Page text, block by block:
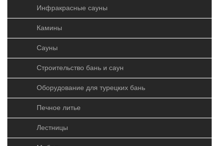
Инфракрасные сауны
Камины
Сауны
Строительство бань и саун
Оборудование для турецких бань
Печное литье
Лестницы
Печь "Синара" 12 - 18
куб.м